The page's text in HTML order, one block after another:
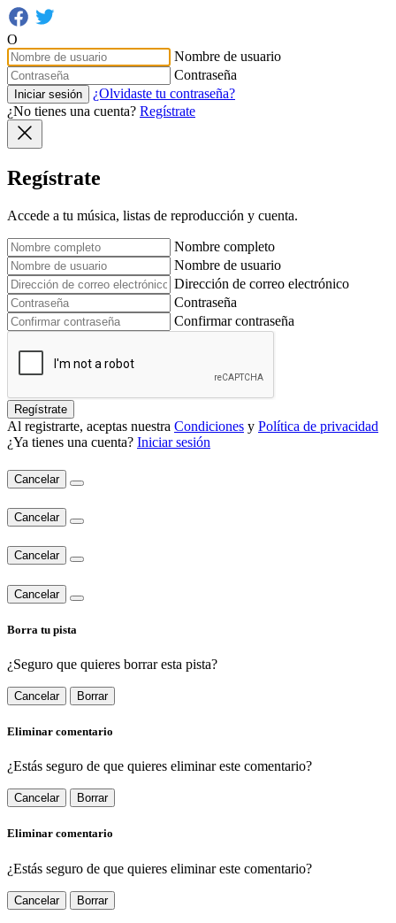
O
Nombre de usuario
Contraseña
Iniciar sesión
¿Olvidaste tu contraseña?
¿No tienes una cuenta? Regístrate
Regístrate
Accede a tu música, listas de reproducción y cuenta.
Nombre completo
Nombre de usuario
Dirección de correo electrónico
Contraseña
Confirmar contraseña
Regístrate
Al registrarte, aceptas nuestra Condiciones y Política de privacidad
¿Ya tienes una cuenta? Iniciar sesión
Cancelar
Cancelar
Cancelar
Cancelar
Borra tu pista
¿Seguro que quieres borrar esta pista?
Cancelar Borrar
Eliminar comentario
¿Estás seguro de que quieres eliminar este comentario?
Cancelar Borrar
Eliminar comentario
¿Estás seguro de que quieres eliminar este comentario?
Cancelar Borrar